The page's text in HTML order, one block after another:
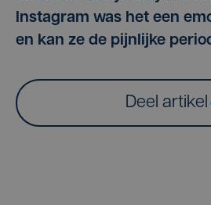
Instagram was het een
en kan ze de pijnlijke
Deel artikel